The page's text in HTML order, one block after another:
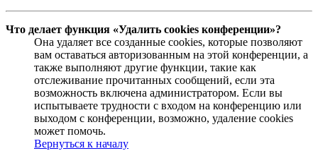
Что делает функция «Удалить cookies конференции»?
Она удаляет все созданные cookies, которые позволяют
вам оставаться авторизованным на этой конференции, а
также выполняют другие функции, такие как
отслеживание прочитанных сообщений, если эта
возможность включена администратором. Если вы
испытываете трудности с входом на конференцию или
выходом с конференции, возможно, удаление cookies
может помочь.
Вернуться к началу